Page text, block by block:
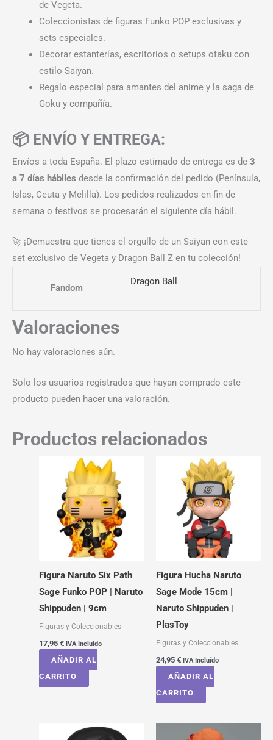
de Vegeta.
Coleccionistas de figuras Funko POP exclusivas y
sets especiales.
Decorar estanterías, escritorios o setups otaku con
estilo Saiyan.
Regalo especial para amantes del anime y la saga de
Goku y compañía.
📦 ENVÍO Y ENTREGA:
Envíos a toda España. El plazo estimado de entrega es de 3
a 7 días hábiles desde la confirmación del pedido (Península,
Islas, Ceuta y Melilla). Los pedidos realizados en fin de
semana o festivos se procesarán el siguiente día hábil.
🚀 ¡Demuestra que tienes el orgullo de un Saiyan con este
set exclusivo de Vegeta y Dragon Ball Z en tu colección!
Fandom
Dragon Ball
Valoraciones
No hay valoraciones aún.
Solo los usuarios registrados que hayan comprado este
producto pueden hacer una valoración.
Productos relacionados
Figura Naruto Six Path
Sage Funko POP | Naruto
Shippuden | 9cm
Figuras y Coleccionables
17,95 € IVA Incluído
AÑADIR AL
CARRITO
Figura Hucha Naruto
Sage Mode 15cm |
Naruto Shippuden |
PlasToy
Figuras y Coleccionables
24,95 € IVA Incluído
AÑADIR AL
CARRITO